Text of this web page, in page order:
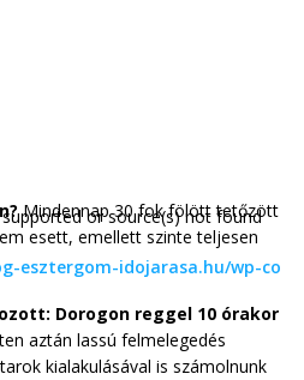
or source(s) not found
esztergom-idojarasa.hu/wp-
Mindennap 30 fok fölött tetőzött
esett, emellett szinte teljesen
Dorogon reggel 10 órakor
aztán lassú felmelegedés
kialakulásával is számolnunk